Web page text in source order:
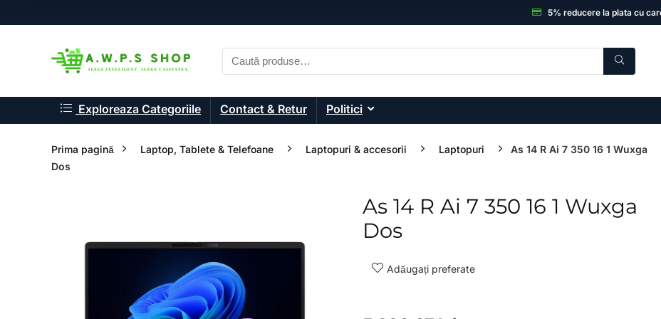
5% reducere la plata cu
Exploreaza Categoriile Contact & Retur Politici
Prima pagină Laptop, Tablete & Telefoane Laptopuri & accesorii Laptopuri
As 14 R Ai 7 350 16 1 Wuxga
Dos
As 14 R Ai 7 350 16 1 Wuxga
Dos
Adăugați preferate
- 33%